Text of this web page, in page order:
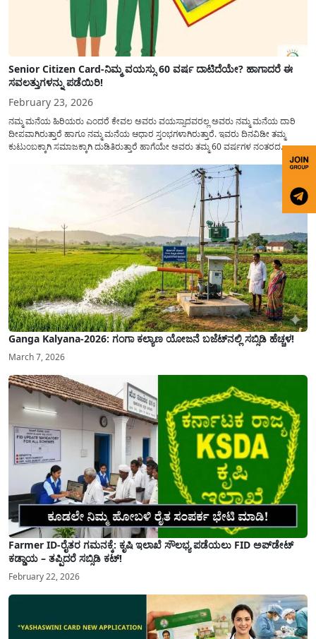
Senior Citizen Card-ನಿಮ್ಮ ವಯಸ್ಸು 60 ವರ್ಷ ದಾಟಿದೆಯೇ? ಹಾಗಾದರೆ ಈ
ಸವಲತ್ತುಗಳನ್ನು ಪಡೆಯಿರಿ!
February 23, 2026
ನಮ್ಮ ಮನೆಯ ಹಿರಿಯರು ಎಂದರೆ ಕೇವಲ ಅವರು ವಯಸ್ಸಾದವರಲ್ಲ ಅವರು ನಮ್ಮ ಮನೆಯ ದಾರಿ
ದೀಪವಾಗಿರುತ್ತಾರೆ ಹಾಗೂ ನಮ್ಮ ಮನೆಯ ಆಧಾರ ಸ್ತಂಭಗಳಾಗಿರುತ್ತಾರೆ. ಇವರು ದಿನವಿಡೀ ತಮ್ಮ
ಕುಟುಂಬಕ್ಕಾಗಿ ಸಮಾಜಕ್ಕಾಗಿ ದುಡಿತಿರುತ್ತಾರೆ ಹಾಗೆಯೇ ಅವರು ತಮ್ಮ 60 ವರ್ಷಗಳ ನಂತರದ
ಜೀವನವನ್ನು ನೆಮ್ಮದಿಯಿಂದ ಕಳೆಯಬೇಕೆಂಬುದು ಪ್ರತಿಯೊಬ್ಬರ ಕನಸಾಗಿರುತ್ತದೆ ಆದ್ದರಿಂದ ಸರ್ಕಾರವು
Ganga Kalyana-2026: ಗಂಗಾ ಕಲ್ಯಾಣ ಯೋಜನೆ ಬಜೆಟ್‌ನಲ್ಲಿ ಸಬ್ಸಿಡಿ ಹೆಚ್ಚಳ!
March 7, 2026
Farmer ID-ರೈತರ ಗಮನಕ್ಕೆ: ಕೃಷಿ ಇಲಾಖೆ ಸೌಲಭ್ಯ ಪಡೆಯಲು FID ಅಪ್‌ಡೇಟ್
ಕಡ್ಡಾಯ – ತಪ್ಪಿದರೆ ಸಬ್ಸಿಡಿ ಕಟ್!
February 22, 2026